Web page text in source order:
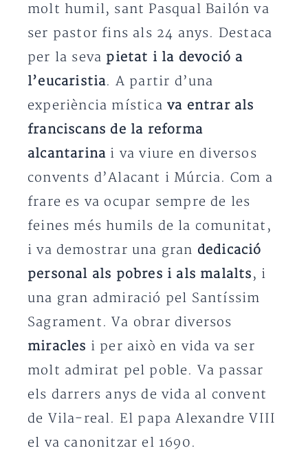
molt humil, sant Pasqual Bailón va
ser pastor fins als 24 anys. Destaca
per la seva pietat i la devoció a
l’eucaristia. A partir d’una
experiència mística va entrar als
franciscans de la reforma
alcantarina i va viure en diversos
convents d’Alacant i Múrcia. Com a
frare es va ocupar sempre de les
feines més humils de la comunitat,
i va demostrar una gran dedicació
personal als pobres i als malalts, i
una gran admiració pel Santíssim
Sagrament. Va obrar diversos
miracles i per això en vida va ser
molt admirat pel poble. Va passar
els darrers anys de vida al convent
de Vila-real. El papa Alexandre VIII
el va canonitzar el 1690.